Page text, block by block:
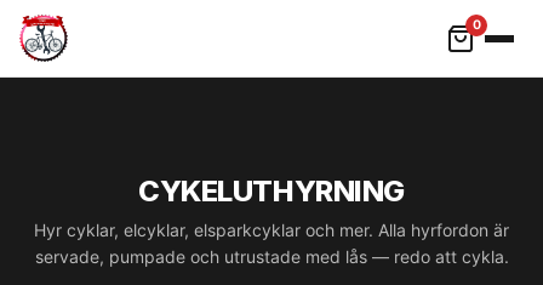
0
CYKELUTHYRNING
Hyr cyklar, elcyklar, elsparkcyklar och mer. Alla hyrfordon är
servade, pumpade och utrustade med lås — redo att cykla.